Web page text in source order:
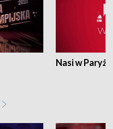
Nasi w Paryżu